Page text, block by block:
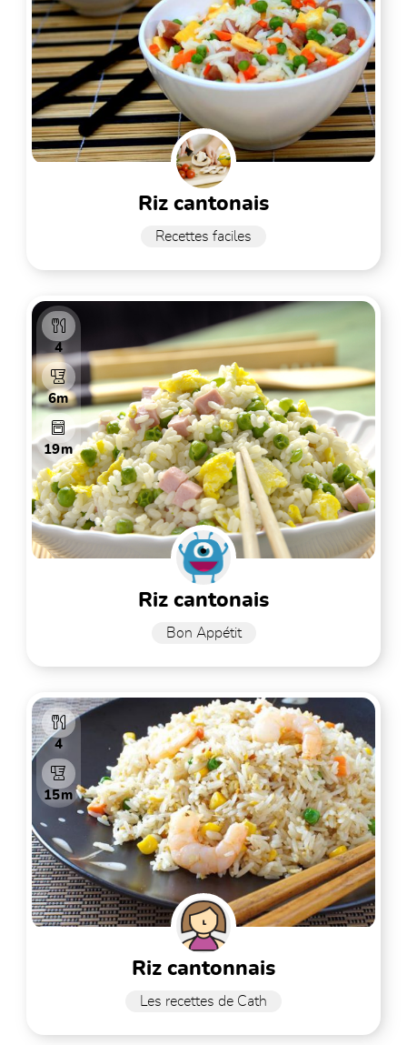
riz cantonais
Recettes faciles
4
6m
19m
riz cantonais
Bon Appétit
4
15m
riz cantonnais
Les recettes de Cath